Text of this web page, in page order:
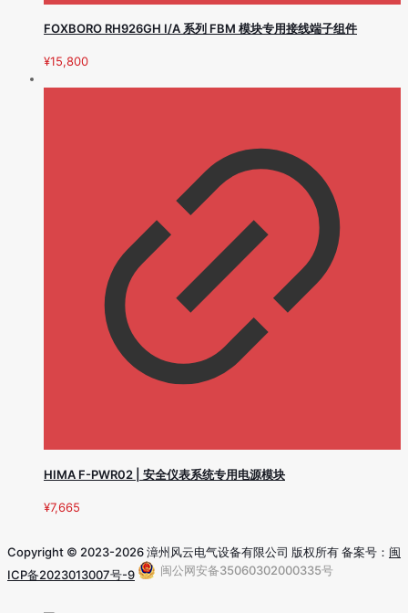
FOXBORO RH926GH I/A 系列 FBM 模块专用接线端子组件
¥15,800
HIMA F-PWR02 | 安全仪表系统专用电源模块
¥7,665
Copyright © 2023-2026 漳州风云电气设备有限公司 版权所有 备案号： 闽
ICP备2023013007号-9
闽公网安备35060302000335号